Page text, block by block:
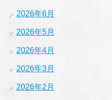
2026年6月
2026年5月
2026年4月
2026年3月
2026年2月